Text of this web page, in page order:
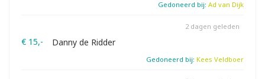
Gedoneerd bij: Ad van Dijk
€ 15,- Danny de Ridder
2 dagen geleden
Gedoneerd bij: Kees Veldboer